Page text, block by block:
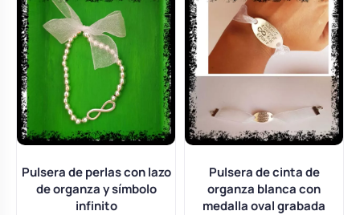
Pulsera de perlas con lazo
de organza y símbolo
infinito
Pulsera de cinta de
organza blanca con
medalla oval grabada